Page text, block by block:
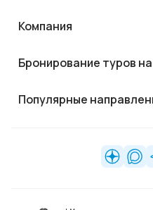
Компания
Бронирование туров
Популярные